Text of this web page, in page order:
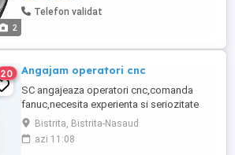
2
Telefon validat
20 Angajam operatori cnc
SC angajeaza operatori cnc,comanda
fanuc,necesita experienta si seriozitate
Bistrita, Bistrita-Nasaud
azi 11:08